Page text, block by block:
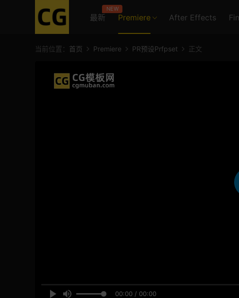
最新
NEW
Premiere After Effects
当前位置： 首页 Premiere PR预设Prfpset 正文
00:00 / 00:00